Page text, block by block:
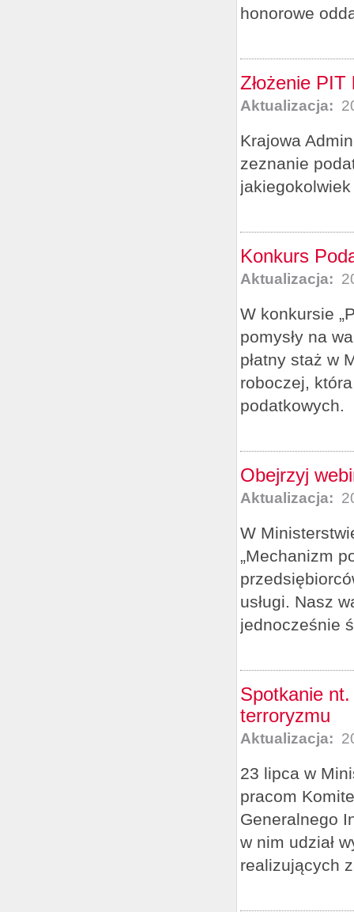
honorowe
Złożenie
Aktualizacja:
Krajowa
zeznanie
Konkurs
Aktualizacja:
W konkursie
pomysły na
płatny staż w
roboczej,
podatkowych.
Obejrzyj
Aktualizacja:
W
„Mechanizm
usługi. Nasz
jednocześnie
Spotkanie
terroryzmu
Aktualizacja:
23 lipca w
pracom
Generalnego
w nim udział
realizujących